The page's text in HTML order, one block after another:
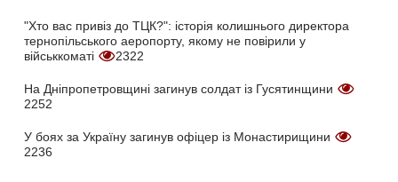
"Хто вас привіз до ТЦК?": історія колишнього директора
тернопільського аеропорту, якому не повірили у
військкоматі
2322
На Дніпропетровщині загинув солдат із Гусятинщини
2252
У боях за Україну загинув офіцер із Монастирищини
2236